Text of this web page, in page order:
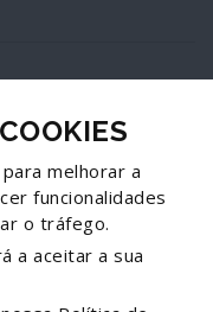
melhorar a
funcionalidades
o tráfego.
a aceitar a sua